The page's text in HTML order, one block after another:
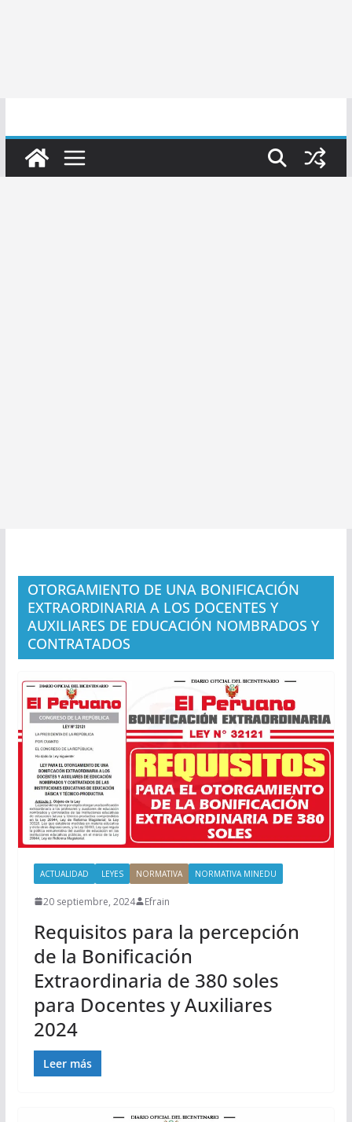
OTORGAMIENTO DE UNA BONIFICACIÓN
EXTRAORDINARIA A LOS DOCENTES Y
AUXILIARES DE EDUCACIÓN NOMBRADOS Y
CONTRATADOS
ACTUALIDAD LEYES NORMATIVA NORMATIVA MINEDU
20 septiembre, 2024 Efrain
Requisitos para la percepción
de la Bonificación
Extraordinaria de 380 soles
para Docentes y Auxiliares
2024
Leer más